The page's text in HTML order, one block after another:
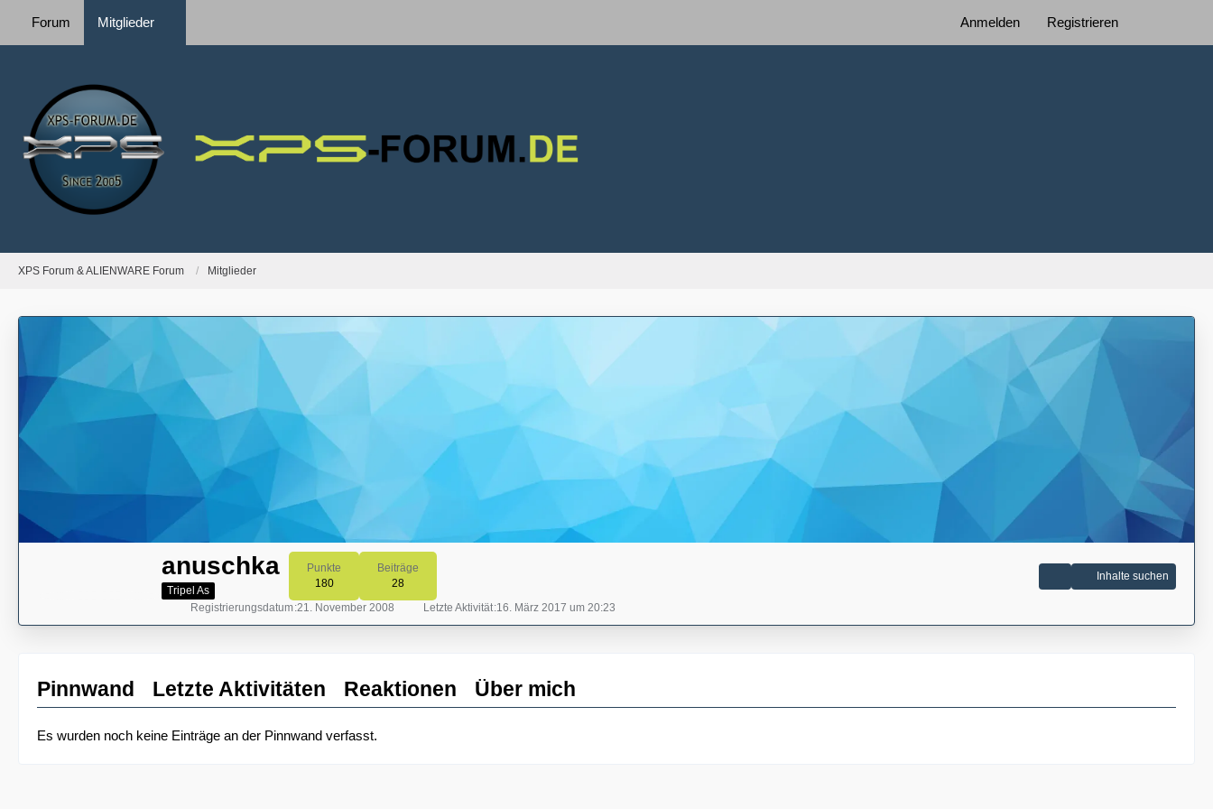
Forum Mitglieder Anmelden Registrieren
XPS Forum & ALIENWARE Forum Mitglieder
anuschka
Tripel As
Punkte
180
Beiträge
28
Inhalte suchen
Registrierungsdatum 21. November 2008 Letzte Aktivität 16. März 2017 um 20:23
Pinnwand Letzte Aktivitäten Reaktionen Über mich
Es wurden noch keine Einträge an der Pinnwand verfasst.